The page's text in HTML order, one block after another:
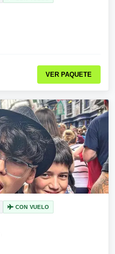
VER PAQUETE
CON VUELO